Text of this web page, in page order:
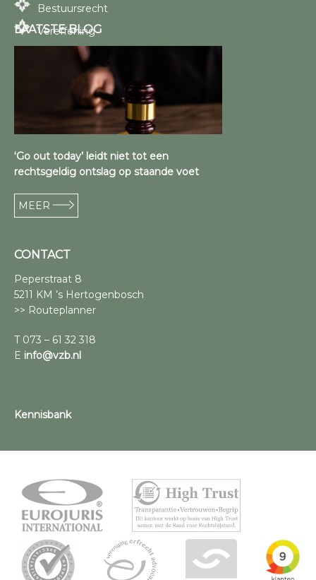
Bestuursrecht
Vereffening
LAATSTE BLOG
‘Go out today’ leidt niet tot een
rechtsgeldig ontslag op staande voet
MEER
CONTACT
Peperstraat 8
5211 KM ’s Hertogenbosch
>> Routeplanner
T 073 – 61 32 318
E info@vzb.nl
Kennisbank